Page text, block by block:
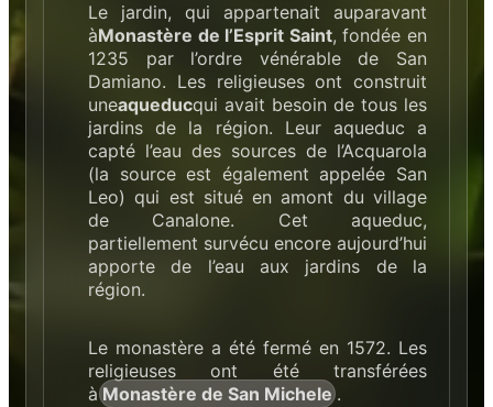
Le jardin, qui appartenait auparavant
àMonastère de l’Esprit Saint, fondée en
1235 par l’ordre vénérable de San
Damiano. Les religieuses ont construit
uneaqueducqui avait besoin de tous les
jardins de la région. Leur aqueduc a
capté l’eau des sources de l’Acquarola
(la source est également appelée San
Leo) qui est situé en amont du village
de Canalone. Cet aqueduc,
partiellement survécu encore aujourd’hui
apporte de l’eau aux jardins de la
région.
Le monastère a été fermé en 1572. Les
religieuses ont été transférées
à Monastère de San Michele .